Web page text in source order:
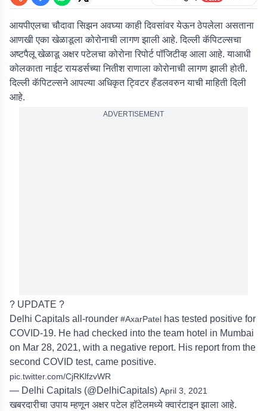
आयपीएलचा चौदावा सिझन अवघ्या काही दिवसांवर येऊन ठेपलेला असताना
आणखी एका खेळाडूला कोरोनाची लागण झाली आहे. दिल्ली कॅपिटल्सचा
अष्टपैलू खेळाडू अक्षर पटेलचा कोरोना रिपोर्ट पॉजिटीव्ह आला आहे. याआधी
कोलकाता नाईट रायडर्सच्या नितीश राणाला कोरोनाची लागण झाली होती.
दिल्ली कॅपिटल्सने आपल्या अधिकृत ट्विटर हँडलवरुन याची माहिती दिली
आहे.
ADVERTISEMENT
? UPDATE ?
Delhi Capitals all-rounder #AxarPatel has tested positive for
COVID-19. He had checked into the team hotel in Mumbai
on Mar 28, 2021, with a negative report. His report from the
second COVID test, came positive.
pic.twitter.com/CjRKlfzvWR
— Delhi Capitals (@DelhiCapitals) April 3, 2021
खबरदारीचा उपाय म्हणून अक्षर पटेल हॉटेलमध्ये क्वारंटाइन झाला आहे.